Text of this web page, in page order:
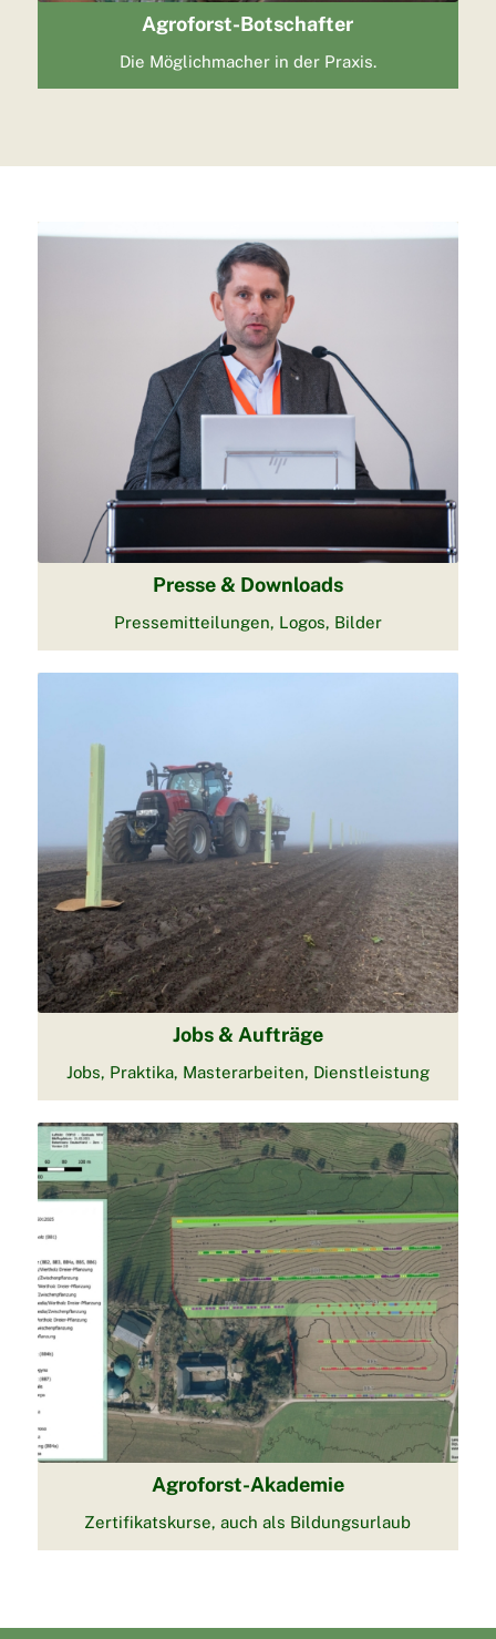
Agroforst-Botschafter
Die Möglichmacher in der Praxis.
Presse & Downloads
Pressemitteilungen, Logos, Bilder
Jobs & Aufträge
Jobs, Praktika, Masterarbeiten, Dienstleistung
Agroforst-Akademie
Zertifikatskurse, auch als Bildungsurlaub